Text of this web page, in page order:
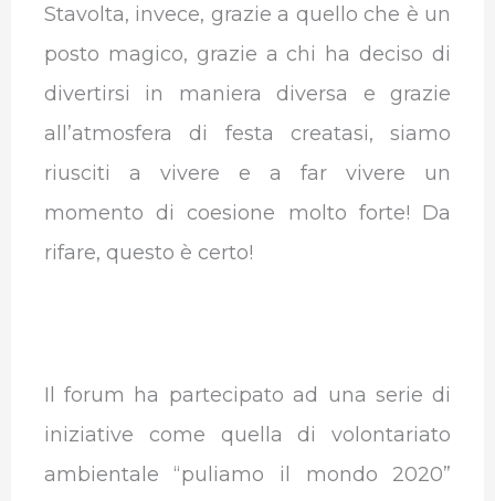
Stavolta, invece, grazie a quello che è un
posto magico, grazie a chi ha deciso di
divertirsi in maniera diversa e grazie
all’atmosfera di festa creatasi, siamo
riusciti a vivere e a far vivere un
momento di coesione molto forte! Da
rifare, questo è certo!
Il forum ha partecipato ad una serie di
iniziative come quella di volontariato
ambientale “puliamo il mondo 2020”